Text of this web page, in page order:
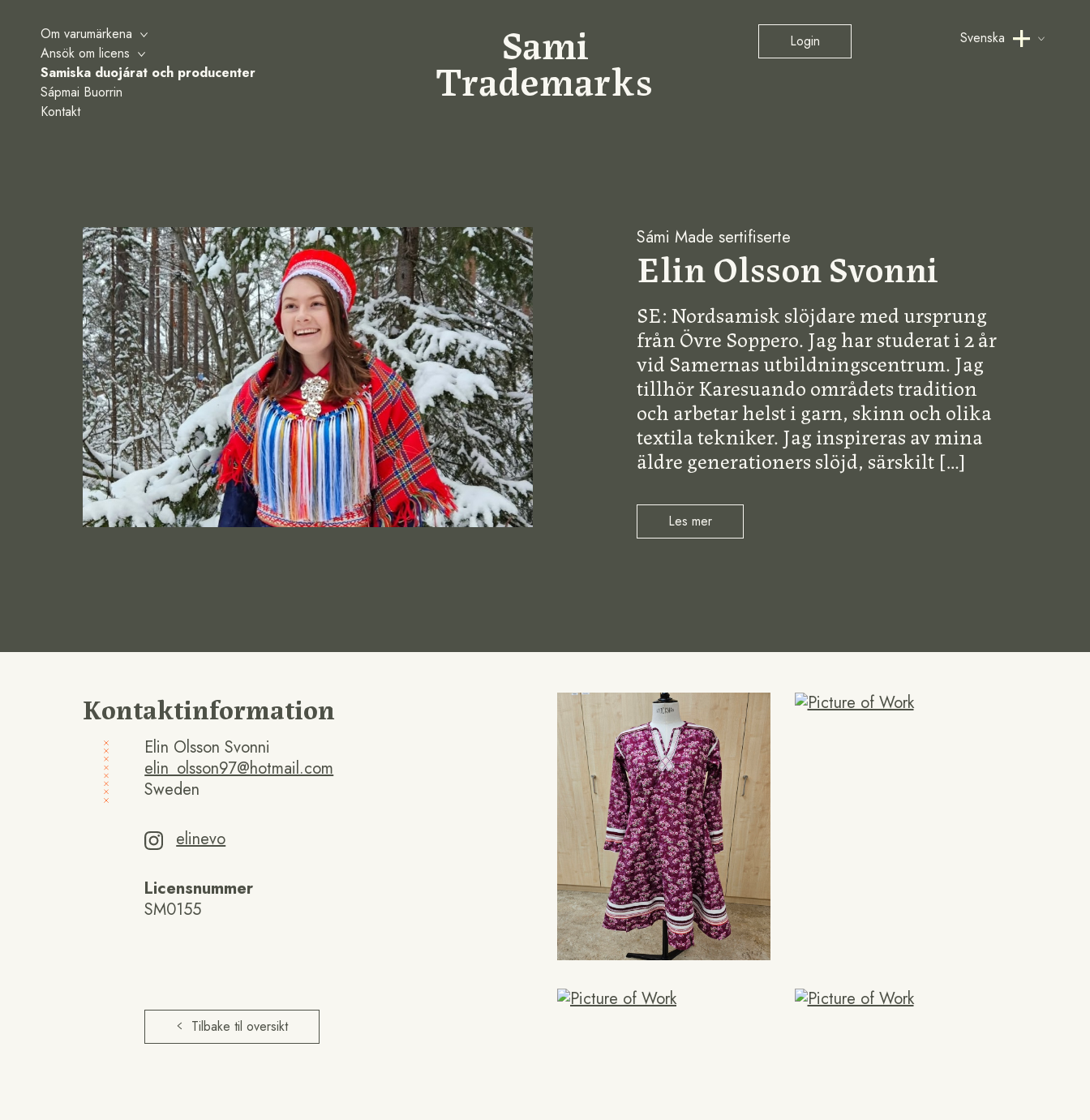
Om varumärkena
Ansök om licens
Samiska duojárat och producenter
Sápmai Buorrin
Kontakt
Sami
Trademarks
Login Svenska
Sámi Made sertifiserte
Elin Olsson Svonni
SE: Nordsamisk slöjdare med ursprung
från Övre Soppero. Jag har studerat i 2 år
vid Samernas utbildningscentrum. Jag
tillhör Karesuando områdets tradition
och arbetar helst i garn, skinn och olika
textila tekniker. Jag inspireras av mina
äldre generationers slöjd, särskilt[…]
Les mer
Kontaktinformation
Elin Olsson Svonni
elin_olsson97@hotmail.com
Sweden
elinevo
Licensnummer
SM0155
Tilbake til oversikt